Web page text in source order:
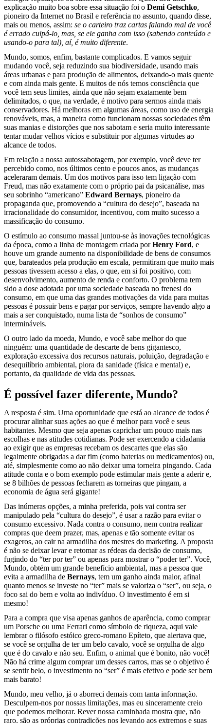
explicação muito boa sobre essa situação foi o Demi Getschko,
pioneiro da Internet no Brasil e referência no assunto, quando disse,
mais ou menos, assim: se o carteiro traz cartas falando mal de você
é errado culpá-lo, mas, se ele ganha com isso (sabendo conteúdo e
usando-o para tal), aí, é muito diferente.
Mundo, somos, enfim, bastante complicados. E vamos seguir
mudando você, seja reduzindo sua biodiversidade, usando mais
áreas urbanas e para produção de alimentos, deixando-o mais quente
e com ainda mais gente. E muitos de nós temos consciência que
você tem seus limites, ainda que não sejam exatamente bem
delimitados, o que, na verdade, é motivo para sermos ainda mais
conservadores. Há melhoras em algumas áreas, como uso de energia
renováveis, mas, a maneira como funcionam nossas sociedades têm
suas manias e distorções que nos sabotam e seria muito interessante
tentar mudar velhos vícios e substituir por algumas virtudes ao
alcance de todos.
Em relação a nossa autossabotagem, por exemplo, você deve ter
percebido como, nos últimos cento e poucos anos, as mudanças
aceleraram demais. Um dos motivos para isso tem ligação com
Freud, mas não exatamente com o próprio pai da psicanálise, mas
seu sobrinho “americano” Edward Bernays, pioneiro da
propaganda que, promovendo a “cultura do desejo”, baseada na
irracionalidade do consumidor, incentivou, com muito sucesso a
massificação do consumo.
O estímulo ao consumo massal juntou-se às inovações tecnológicas
da época, como a linha de montagem criada porHenry Ford, e
houve um grande aumento na disponibilidade de bens de consumos
que, barateados pela produção em escala, permitiram que muito mais
pessoas tivessem acesso a elas, o que, em si foi positivo, com
desenvolvimento, aumento de renda e conforto. O problema tem
sido a dose adotada por uma sociedade baseada no frenesi do
consumo, em que uma das grandes motivações da vida para muitas
pessoas é possuir bens e pagar por serviços, sempre havendo algo a
mais a ser conquistado, numa lista de “sonhos de consumo”
intermináveis.
O outro lado da moeda, Mundo, e você sabe melhor do que
ninguém: uma quantidade de descarte de bens gigantesco,
exploração excessiva dos recursos naturais, poluição, degradação e
desequilíbrio ambiental, piora da sanidade (física e mental) e,
portanto, da qualidade de vida das pessoas.
É possível fazer diferente, Mundo?
A resposta é sim. Uma oportunidade que está ao alcance de todos é
procurar alinhar suas ações ao que é melhor para você e seus
habitantes. Mesmo que seja apenas caprichar um pouco mais nas
escolhas e nas atitudes cotidianas. Pode ser exercendo a cidadania
ao exigir que as empresas recebam os descartes que elas são
legalmente obrigadas a dar fim (como baterias ou medicamentos) ou,
até, simplesmente como ao não deixar uma torneira pingando. Cada
atitude conta e o bom exemplo pode estimular mais gente a aderir e,
se 8 bilhões de pessoas fecharem as torneiras que pingam, a
economia de água será gigante!
Das inúmeras opções, a minha preferida, pois vai contra ser
manipulado pela “cultura do desejo”, é usar a razão para evitar o
consumo excessivo. Nada contra o consumo, nem contra realizar
compras que deem prazer, mas, apenas e tão somente evitar os
exageros, ao cair na armadilha dos mestres do marketing. A proposta
é não se deixar levar e retomar as rédeas da decisão de consumo,
fugindo do “ter por ter” ou apenas para mostrar o “poder ter”. Você,
Mundo, obtém um grande benefício ambiental, mas a pessoa que
evita a armadilha de Bernays, tem um ganho ainda maior, afinal
quanto menos se investe no “ter” mais se valoriza o “ser”, ou seja, o
foco sai do bem e volta ao indivíduo. O investimento é em si
mesmo!
Para a compra que visa apenas ganhos de aparência, como comprar
um Porsche ou uma Ferrari como símbolo de riqueza, aqui vale
lembrar o filósofo estóico greco-romano Epíteto, que alertava que,
se você se orgulha de ter um belo cavalo, você se orgulha de algo
que é do cavalo e não seu. Enfim, o animal que é bonito, não você!
Não há crime algum comprar um desses carros, mas se o objetivo é
se sentir belo, o investimento no “ser” é mais efetivo e pode ser bem
mais barato!
Mundo, meu velho, já o aborreci demais com tanta informação.
Desculpem-nos por nossas limitações, mas eu sinceramente creio
que podemos melhorar. Rever nossa caminhada mostra que, não
raro, são as próprias contradições nos levando aos extremos e suas